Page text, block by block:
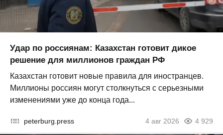
Удар по россиянам: Казахстан готовит дикое
решение для миллионов граждан РФ
Казахстан готовит новые правила для иностранцев.
Миллионы россиян могут столкнуться с серьезными
изменениями уже до конца года...
peterburg.press 4 авг 2026 4 929